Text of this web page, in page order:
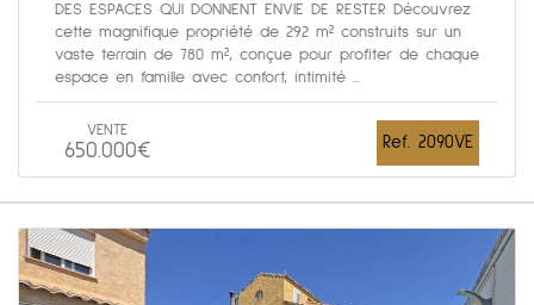
DES ESPACES QUI DONNENT ENVIE DE RESTER Découvrez
cette magnifique propriété de 292 m² construits sur un
vaste terrain de 780 m², conçue pour profiter de chaque
espace en famille avec confort, intimité ...
VENTE
650.000€ Ref. 2090VE